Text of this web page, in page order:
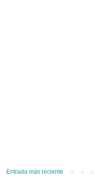
Entrada más reciente